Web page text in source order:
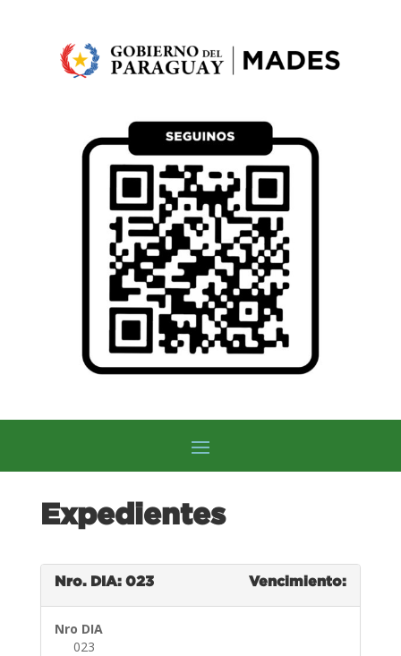
Expedientes
Nro. DIA: 023 Vencimiento:
Nro DIA
023